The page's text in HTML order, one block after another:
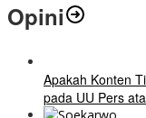
Opini
Apakah Konten
pada UU Pers